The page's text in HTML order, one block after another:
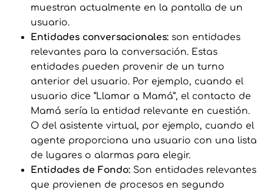
muestran actualmente en la pantalla de un
usuario.
Entidades conversacionales:son entidades
relevantes para la conversación. Estas
entidades pueden provenir de un turno
anterior del usuario. Por ejemplo, cuando el
usuario dice “Llamar a Mamá”, el contacto de
Mamá sería la entidad relevante en cuestión.
O del asistente virtual, por ejemplo, cuando el
agente proporciona una usuario con una lista
de lugares o alarmas para elegir.
Entidades de Fondo:Son entidades relevantes
que provienen de procesos en segundo